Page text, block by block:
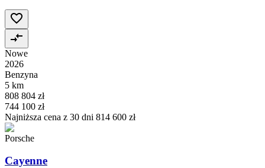
Nowe
2026
Benzyna
5 km
808 804 zł
744 100 zł
Najniższa cena z 30 dni 814 600 zł
Porsche
Cayenne